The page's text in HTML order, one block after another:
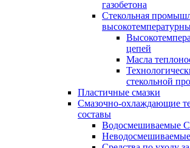
газобетона
Стекольная
цепей
Масла
стекольной
Пластичные смазки
Смазочно-охлаждающие
составы
Водосмешиваемые